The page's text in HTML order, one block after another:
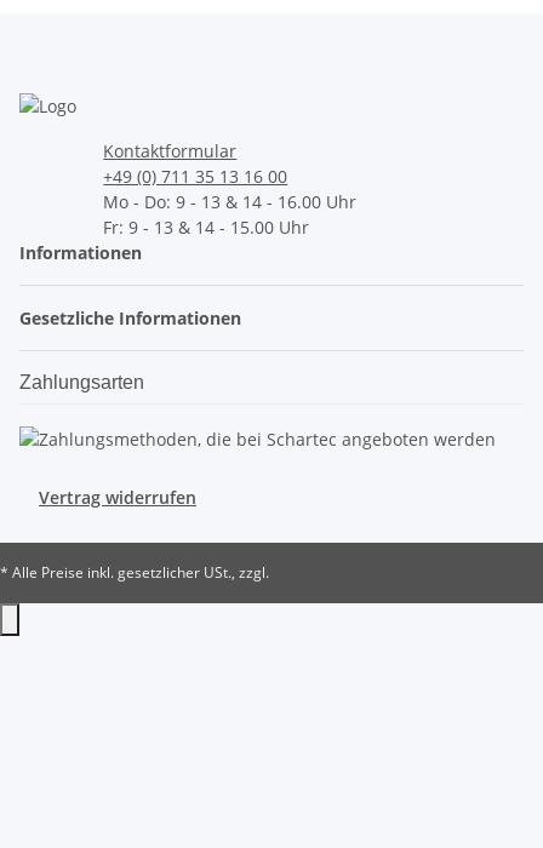
Kontaktformular
+49 (0) 711 35 13 16 00
Mo - Do: 9 - 13 & 14 - 16.00 Uhr
Fr: 9 - 13 & 14 - 15.00 Uhr
Informationen
Gesetzliche Informationen
Zahlungsarten
Vertrag widerrufen
* Alle Preise inkl. gesetzlicher USt., zzgl.